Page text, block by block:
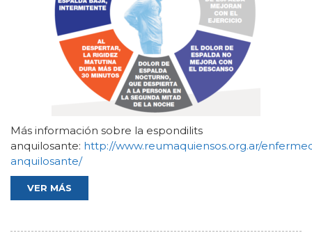
Más información sobre la espondilits
anquilosante: http://www.reumaquiensos.org.ar/
anquilosante/
VER MÁS